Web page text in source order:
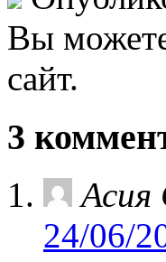
Вы
сайт.
3
Асия
24/06/